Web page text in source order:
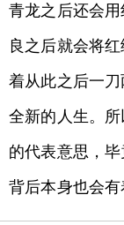
青龙之后还会
良之后就会将
着从此之后一
全新的人生。
的代表意思，
背后本身也会有